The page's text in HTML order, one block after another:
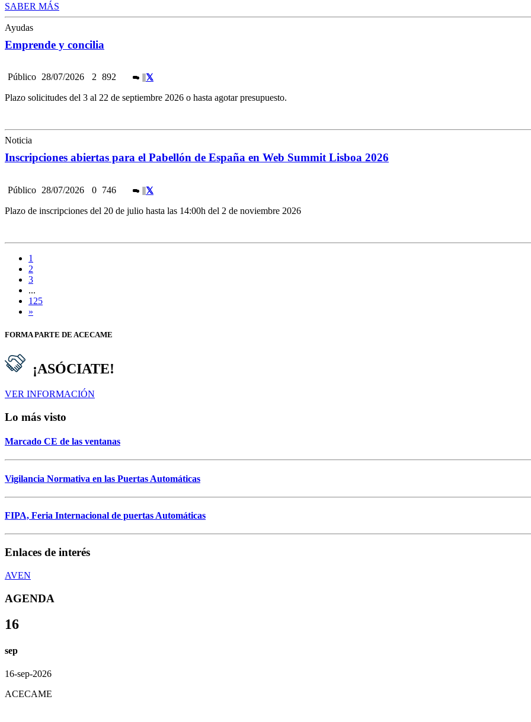
SABER MÁS
Ayudas
Emprende y concilia
Público 28/07/2026 2 892 ||
Plazo solicitudes del 3 al 22 de septiembre 2026 o hasta agotar presupuesto.
Noticia
Inscripciones abiertas para el Pabellón de España en Web Summit Lisboa 2026
Público 28/07/2026 0 746 ||
Plazo de inscripciones del 20 de julio hasta las 14:00h del 2 de noviembre 2026
1
2
3
...
125
»
FORMA PARTE DE ACECAME
¡ASÓCIATE!
VER INFORMACIÓN
Lo más visto
Marcado CE de las ventanas
Vigilancia Normativa en las Puertas Automáticas
FIPA, Feria Internacional de puertas Automáticas
Enlaces de interés
AVEN
AGENDA
16
sep
16-sep-2026
ACECAME